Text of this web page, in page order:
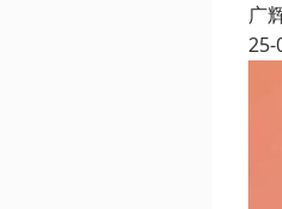
广
25-